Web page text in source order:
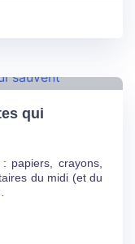
qui
papiers, crayons,
du midi (et du